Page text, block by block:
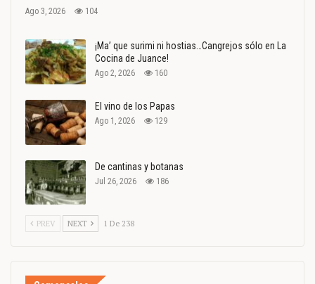
Ago 3, 2026 104
¡Ma’ que surimi ni hostias…Cangrejos sólo en La
Cocina de Juance!
Ago 2, 2026 160
El vino de los Papas
Ago 1, 2026 129
De cantinas y botanas
Jul 26, 2026 186
PREV NEXT 1 De 238